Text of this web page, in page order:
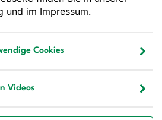
Newsletter
und im Impressum.
Cookies
Videos